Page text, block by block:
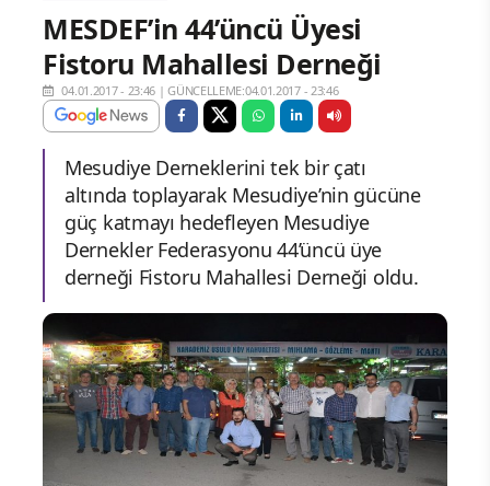
MESDEF’in 44’üncü Üyesi
Fistoru Mahallesi Derneği
04.01.2017 - 23:46 |GÜNCELLEME:04.01.2017 - 23:46
Mesudiye Derneklerini tek bir çatı
altında toplayarak Mesudiye’nin gücüne
güç katmayı hedefleyen Mesudiye
Dernekler Federasyonu 44’üncü üye
derneği Fistoru Mahallesi Derneği oldu.